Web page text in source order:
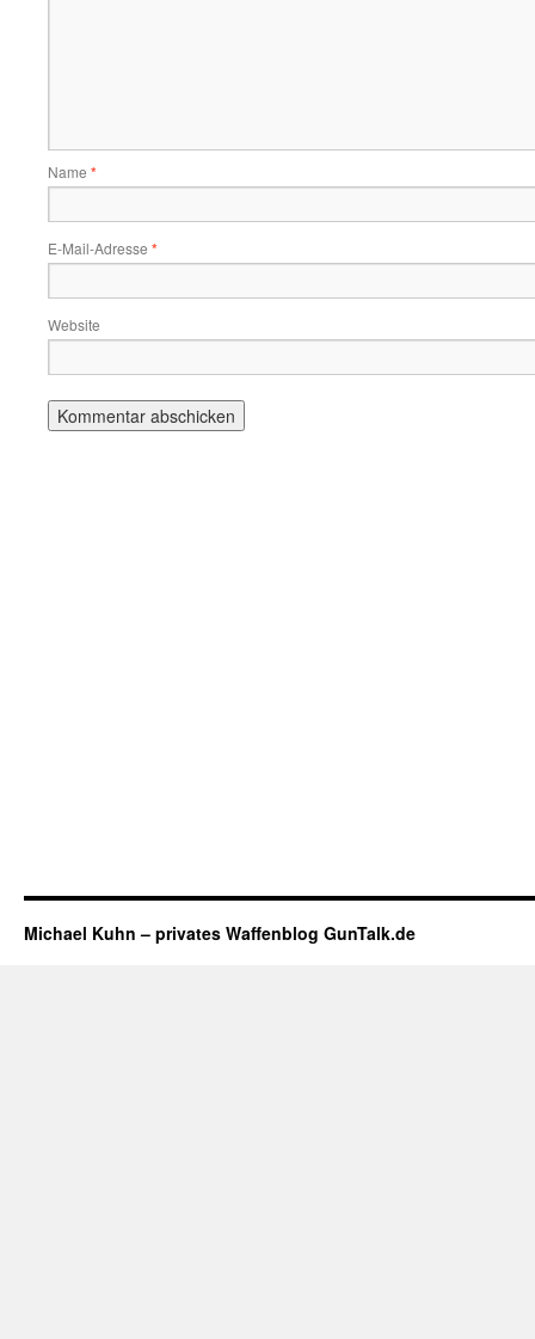
Name *
E-Mail-Adresse *
Website
Michael Kuhn – privates Waffenblog GunTalk.de